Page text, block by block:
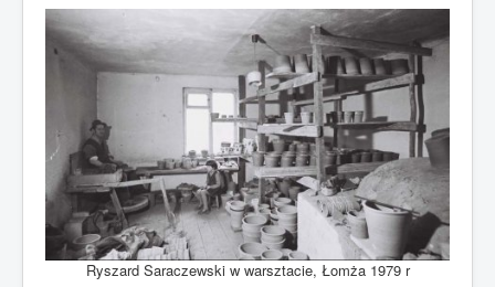
Ryszard Saraczewski w warsztacie, Łomża 1979 r